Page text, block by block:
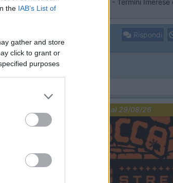
the IAB’s List of
gather and store
click to grant or
purposes
sulla tratta Civitavecchia - Termini Imerese
Rispondi
fino al 29/08/26